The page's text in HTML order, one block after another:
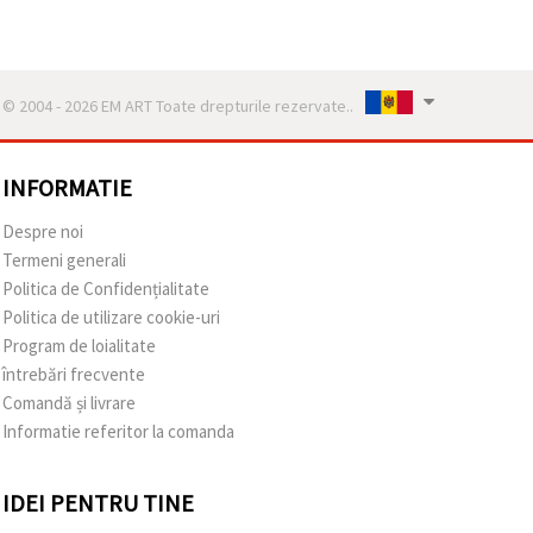
© 2004 - 2026 EM ART Toate drepturile rezervate..
INFORMATIE
Despre noi
Termeni generali
Politica de Confidențialitate
Politica de utilizare cookie-uri
Program de loialitate
întrebări frecvente
Comandă și livrare
Informatie referitor la comanda
IDEI PENTRU TINE